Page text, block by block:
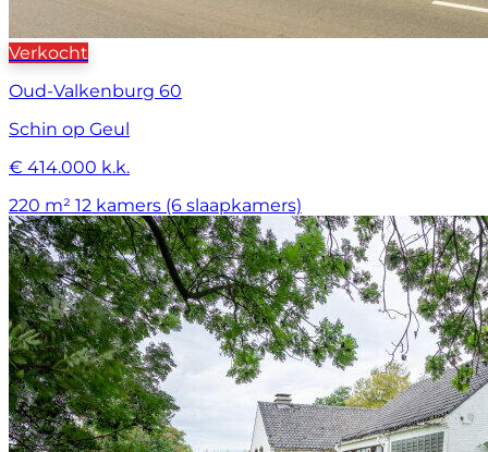
Verkocht
Oud-Valkenburg 60
Schin op Geul
€ 414.000 k.k.
220 m² 12 kamers (6 slaapkamers)